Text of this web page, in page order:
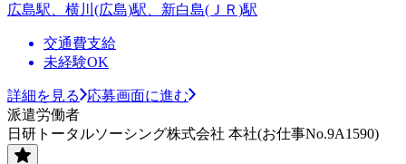
広島駅、横川(広島)駅、新白島(ＪＲ)駅
交通費支給
未経験OK
詳細を見る
応募画面に進む
派遣労働者
日研トータルソーシング株式会社 本社(お仕事No.9A1590)